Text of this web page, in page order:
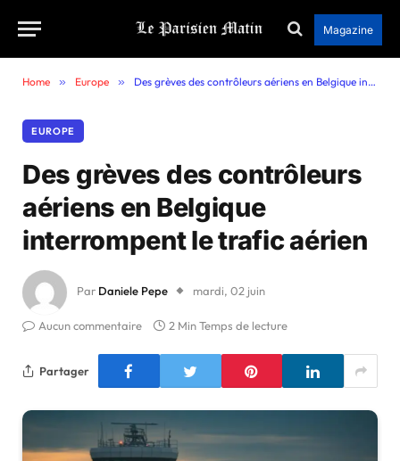
Magazine
Home » Europe » Des grèves des contrôleurs aériens en Belgique interrompent le trafic aérien
EUROPE
Des grèves des contrôleurs
aériens en Belgique
interrompent le trafic aérien
Par Daniele Pepe mardi, 02 juin
Aucun commentaire 2 Min Temps de lecture
Partager